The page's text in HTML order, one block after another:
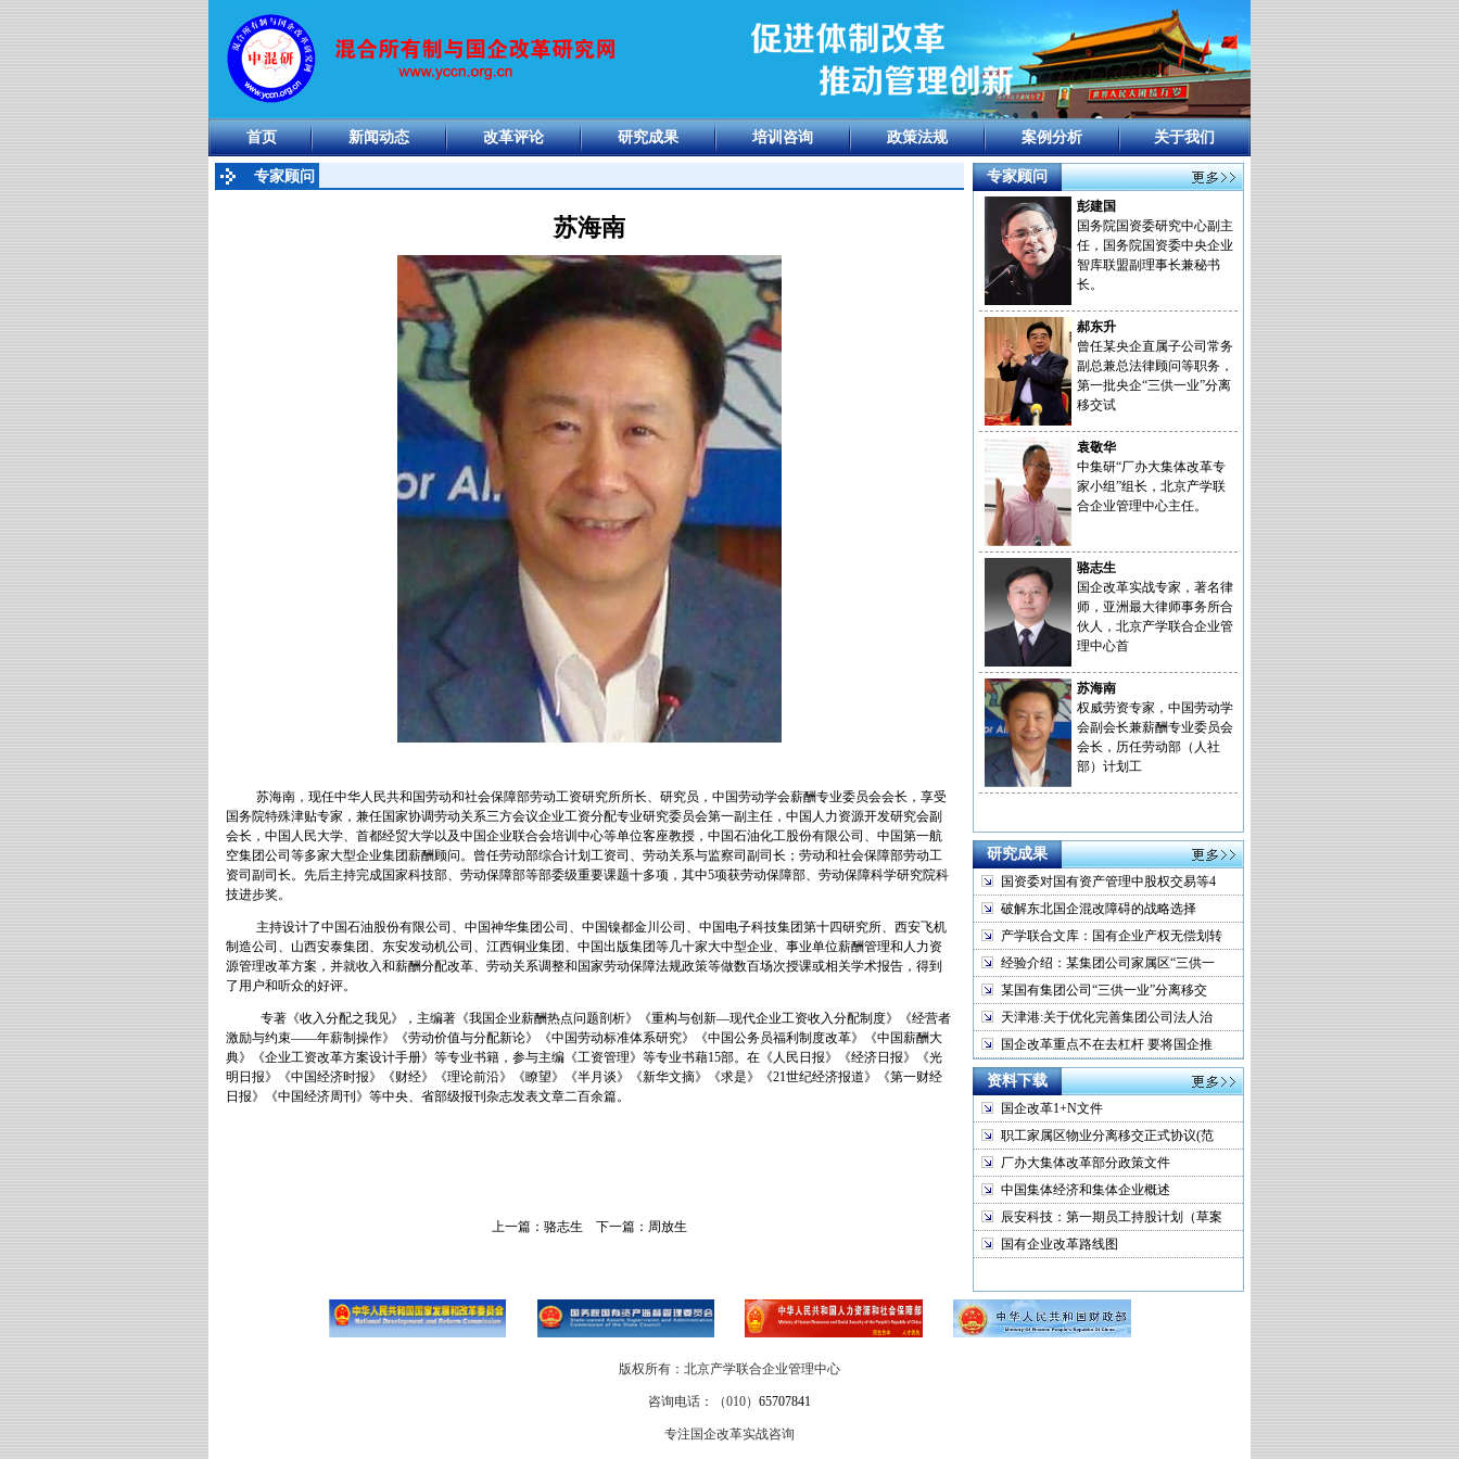
首页 新闻动态 改革评论 研究成果 培训咨询 政策法规 案例分析 关于我们
专家顾问
苏海南
苏海南，现任中华人民共和国劳动和社会保障部劳动工资研究所所长、研究员，中国劳动学会薪酬专业委员会会长，享受
国务院特殊津贴专家，兼任国家协调劳动关系三方会议企业工资分配专业研究委员会第一副主任，中国人力资源开发研究会副
会长，中国人民大学、首都经贸大学以及中国企业联合会培训中心等单位客座教授，中国石油化工股份有限公司、中国第一航
空集团公司等多家大型企业集团薪酬顾问。曾任劳动部综合计划工资司、劳动关系与监察司副司长；劳动和社会保障部劳动工
资司副司长。先后主持完成国家科技部、劳动保障部等部委级重要课题十多项，其中5项获劳动保障部、劳动保障科学研究院科
技进步奖。
主持设计了中国石油股份有限公司、中国神华集团公司、中国镍都金川公司、中国电子科技集团第十四研究所、西安飞机
制造公司、山西安泰集团、东安发动机公司、江西铜业集团、中国出版集团等几十家大中型企业、事业单位薪酬管理和人力资
源管理改革方案，并就收入和薪酬分配改革、劳动关系调整和国家劳动保障法规政策等做数百场次授课或相关学术报告，得到
了用户和听众的好评。
专著《收入分配之我见》，主编著《我国企业薪酬热点问题剖析》《重构与创新—现代企业工资收入分配制度》《经营者
激励与约束——年薪制操作》《劳动价值与分配新论》《中国劳动标准体系研究》《中国公务员福利制度改革》《中国薪酬大
典》《企业工资改革方案设计手册》等专业书籍，参与主编《工资管理》等专业书藉15部。在《人民日报》《经济日报》《光
明日报》《中国经济时报》《财经》《理论前沿》《瞭望》《半月谈》《新华文摘》《求是》《21世纪经济报道》《第一财经
日报》《中国经济周刊》等中央、省部级报刊杂志发表文章二百余篇。
上一篇： 骆志生 下一篇： 周放生
专家顾问
彭建国
国务院国资委研究中心副主
任，国务院国资委中央企业
智库联盟副理事长兼秘书
长。
郝东升
曾任某央企直属子公司常务
副总兼总法律顾问等职务，
第一批央企“三供一业”分离
移交试
袁敬华
中集研“厂办大集体改革专
家小组”组长，北京产学联
合企业管理中心主任。
骆志生
国企改革实战专家，著名律
师，亚洲最大律师事务所合
伙人，北京产学联合企业管
理中心首
苏海南
权威劳资专家，中国劳动学
会副会长兼薪酬专业委员会
会长，历任劳动部（人社
部）计划工
研究成果
国资委对国有资产管理中股权交易等4
破解东北国企混改障碍的战略选择
产学联合文库：国有企业产权无偿划转
经验介绍：某集团公司家属区“三供一
某国有集团公司“三供一业”分离移交
天津港:关于优化完善集团公司法人治
国企改革重点不在去杠杆 要将国企推
资料下载
国企改革1+N文件
职工家属区物业分离移交正式协议(范
厂办大集体改革部分政策文件
中国集体经济和集体企业概述
辰安科技：第一期员工持股计划（草案
国有企业改革路线图
版权所有：北京产学联合企业管理中心
咨询电话：（010） 65707841
专注国企改革实战咨询